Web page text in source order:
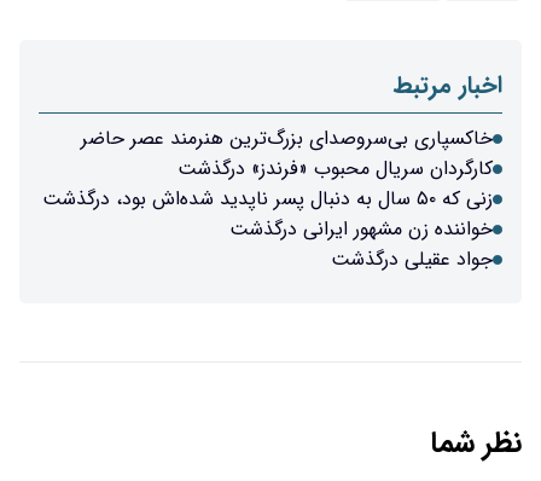
اخبار مرتبط
خاکسپاری بی‌سروصدای بزرگ‌ترین هنرمند عصر حاضر
کارگردان سریال محبوب «فرندز» درگذشت
زنی که ۵۰ سال به دنبال پسر ناپدید شده‌اش بود، درگذشت
خواننده زن مشهور ایرانی درگذشت
جواد عقیلی درگذشت
نظر شما